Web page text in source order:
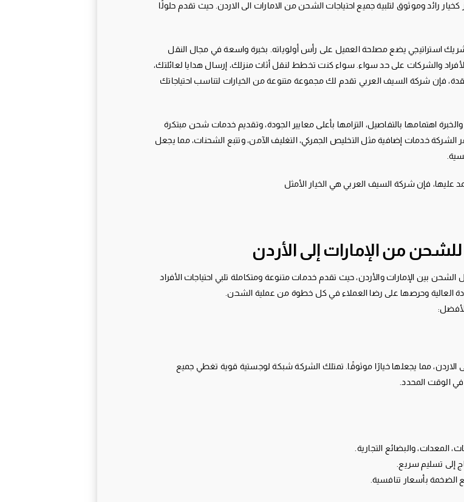
رائد وموثوق لتلبية جميع احتياجات الشحن من الامارات الى الاردن. حيث تقدم حلولًا
استراتيجي يضع مصلحة العميل على رأس أولوياته. بخبرة واسعة في مجال النقل
والشركات على حد سواء. سواء كنت تخطط لنقل أثاث منزلك، إرسال هدايا لعائلتك،
فإن شركة السيف العربي تقدم لك مجموعة متنوعة من الخيارات لتناسب احتياجاتك
اهتمامها بالتفاصيل، التزامها بأعلى معايير الجودة، وتقديم خدمات شحن مبتكرة
الشركة خدمات إضافية مثل التخليص الجمركي، التغليف الآمن، وتتبع الشحنات، مما يجعل
فإن شركة السيف العربي هي الخيار الأمثل
من الإمارات إلى الأردن
بين الإمارات والأردن، حيث تقدم خدمات متنوعة ومتكاملة تلبي احتياجات الأفراد
العالية وحرصها على رضا العملاء في كل خطوة من عملية الشحن.
مما يجعلها خيارًا موثوقًا. تمتلك الشركة شبكة لوجستية قوية تغطي جميع
في الوقت المحدد.
والبضائع التجارية.
إلى تسليم سريع.
الضخمة بأسعار تنافسية.